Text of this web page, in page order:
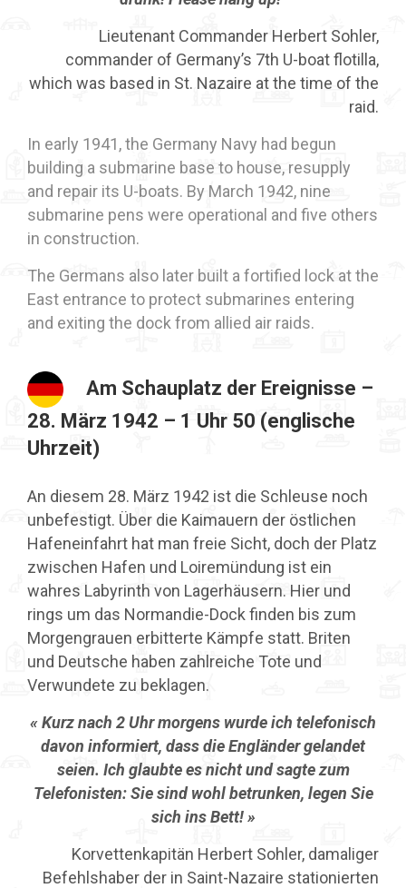
Lieutenant Commander Herbert Sohler,
commander of Germany’s 7th U-boat flotilla,
which was based in St. Nazaire at the time of the
raid.
In early 1941, the Germany Navy had begun
building a submarine base to house, resupply
and repair its U-boats. By March 1942, nine
submarine pens were operational and five others
in construction.
The Germans also later built a fortified lock at the
East entrance to protect submarines entering
and exiting the dock from allied air raids.
Am Schauplatz der Ereignisse –
28. März 1942 – 1 Uhr 50 (englische
Uhrzeit)
An diesem 28. März 1942 ist die Schleuse noch
unbefestigt. Über die Kaimauern der östlichen
Hafeneinfahrt hat man freie Sicht, doch der Platz
zwischen Hafen und Loiremündung ist ein
wahres Labyrinth von Lagerhäusern. Hier und
rings um das Normandie-Dock finden bis zum
Morgengrauen erbitterte Kämpfe statt. Briten
und Deutsche haben zahlreiche Tote und
Verwundete zu beklagen.
« Kurz nach 2 Uhr morgens wurde ich telefonisch
davon informiert, dass die Engländer gelandet
seien. Ich glaubte es nicht und sagte zum
Telefonisten: Sie sind wohl betrunken, legen Sie
sich ins Bett! »
Korvettenkapitän Herbert Sohler, damaliger
Befehlshaber der in Saint-Nazaire stationierten